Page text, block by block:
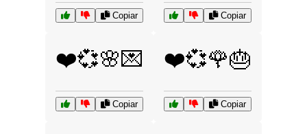
Copiar Copiar
❤️💞🌸💌
Copiar
❤️💞🌹🎂
Copiar